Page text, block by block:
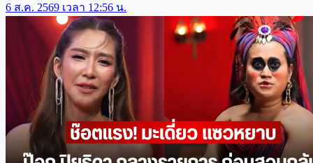
6 ส.ค. 2569 เวลา 12:56 น.